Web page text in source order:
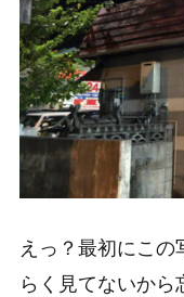
えっ？最初にこ
らく見てないから